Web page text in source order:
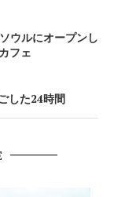
ウルにオープンし
フェ
した24時間